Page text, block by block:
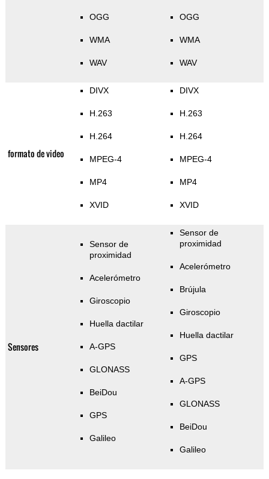
OGG
WMA
WAV
OGG
WMA
WAV
formato de video
DIVX
H.263
H.264
MPEG-4
MP4
XVID
DIVX
H.263
H.264
MPEG-4
MP4
XVID
Sensores
Sensor de
proximidad
Acelerómetro
Giroscopio
Huella dactilar
A-GPS
GLONASS
BeiDou
GPS
Galileo
Sensor de
proximidad
Acelerómetro
Brújula
Giroscopio
Huella dactilar
GPS
A-GPS
GLONASS
BeiDou
Galileo